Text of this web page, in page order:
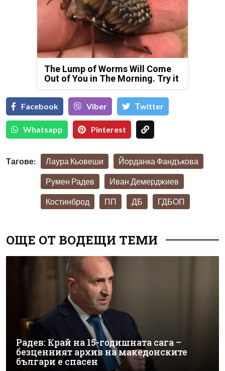
The Lump of Worms Will Come
Out of You in The Morning. Try it
Facebook Viber Тwitter
Whatsapp Pinterest
Тагове: Лаура Кьовеши Йорданка Фандъкова
Румен Радев Иван Демерджиев
Костинброд ПП ДБ ГДБОП
ОЩЕ ОТ ВОДЕЩИ ТЕМИ
Радев: Край на 15-годишната сага –
безценният архив на македонските
българи е спасен